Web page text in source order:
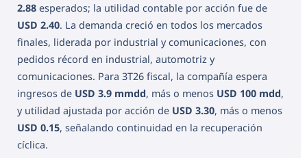
2.88 esperados; la utilidad contable por acción fue de
USD 2.40. La demanda creció en todos los mercados
finales, liderada por industrial y comunicaciones, con
pedidos récord en industrial, automotriz y
comunicaciones. Para 3T26 fiscal, la compañía espera
ingresos de USD 3.9 mmdd, más o menos USD 100 mdd,
y utilidad ajustada por acción de USD 3.30, más o menos
USD 0.15, señalando continuidad en la recuperación
cíclica.